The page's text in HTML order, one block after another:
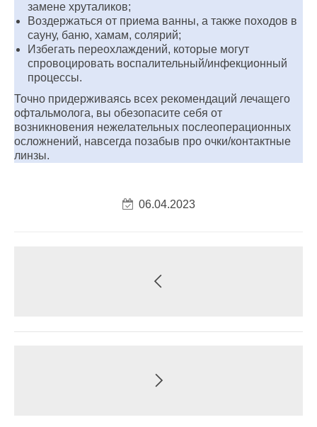
замене хруталиков;
Воздержаться от приема ванны, а также походов в
сауну, баню, хамам, солярий;
Избегать переохлаждений, которые могут
спровоцировать воспалительный/инфекционный
процессы.
Точно придерживаясь всех рекомендаций лечащего
офтальмолога, вы обезопасите себя от
возникновения нежелательных послеоперационных
осложнений, навсегда позабыв про очки/контактные
линзы.
06.04.2023